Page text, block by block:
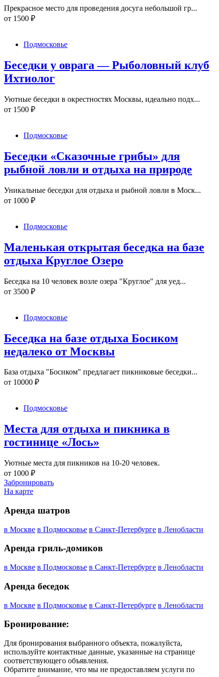
Прекрасное место для проведения досуга небольшой гр...
от 1500 ₽
Подмосковье
Беседки у оврага — Рыболовный клуб
Ихтиолог
Уютные беседки в окрестностях Москвы, идеально подх...
от 1500 ₽
Подмосковье
Беседки «Сказочные грибы» для
рыбной ловли и отдыха на природе
Уникальные беседки для отдыха и рыбной ловли в Моск...
от 1000 ₽
Подмосковье
Маленькая открытая беседка на базе
отдыха Круглое Озеро
Беседка на 10 человек возле озера "Круглое" для уед...
от 3500 ₽
Подмосковье
Беседка на базе отдыха Босиком
недалеко от Москвы
База отдыха "Босиком" предлагает пикниковые беседки...
от 10000 ₽
Подмосковье
Места для отдыха и пикника в
гостинице «Лось»
Уютные места для пикников на 10-20 человек.
от 1000 ₽
Забронировать
На карте
Аренда шатров
в Москве в Подмосковье в Санкт-Петербурге в Ленобласти
Аренда гриль-домиков
в Москве в Подмосковье в Санкт-Петербурге в Ленобласти
Аренда беседок
в Москве в Подмосковье в Санкт-Петербурге в Ленобласти
Бронирование:
Для бронирования выбранного объекта, пожалуйста,
используйте контактные данные, указанные на странице
соответствующего объявления.
Обратите внимание, что мы не предоставляем услуги по